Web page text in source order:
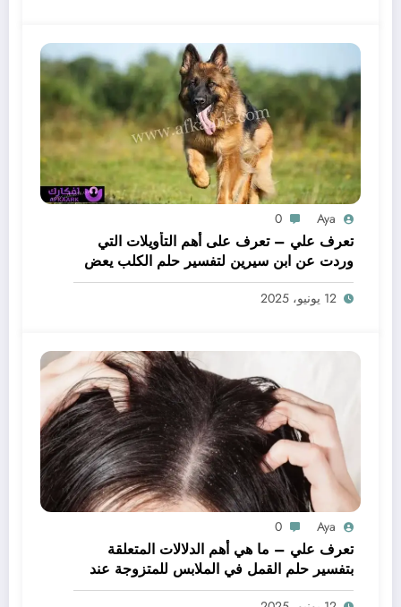
Aya
0
تعرف علي – تعرف على أهم التأويلات التي
وردت عن ابن سيرين لتفسير حلم الكلب يعض
يدي – بالتفصيل
12 يونيو، 2025
Aya
0
تعرف علي – ما هي أهم الدلالات المتعلقة
بتفسير حلم القمل في الملابس للمتزوجة عند
ابن سيرين؟ – بالتفصيل